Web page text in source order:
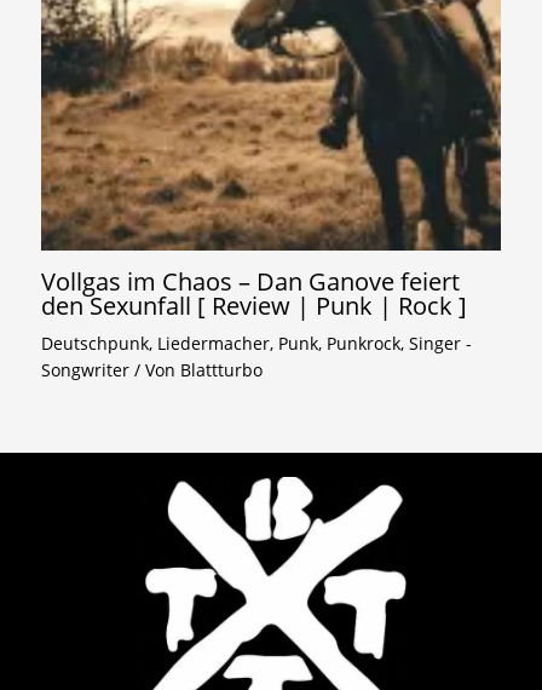
Vollgas im Chaos – Dan Ganove feiert
den Sexunfall [ Review | Punk | Rock ]
Deutschpunk, Liedermacher, Punk, Punkrock,Singer -
Songwriter / Von Blattturbo